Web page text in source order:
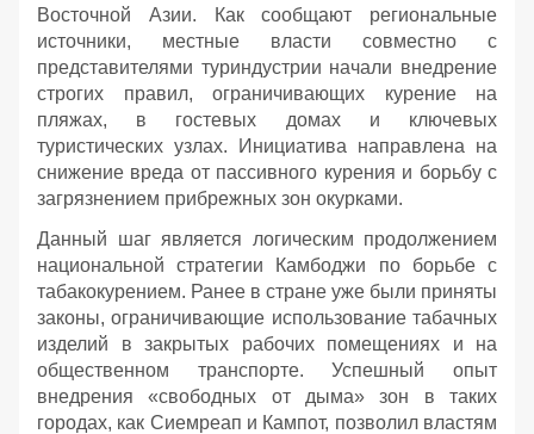
Восточной Азии. Как сообщают региональные
источники, местные власти совместно с
представителями туриндустрии начали внедрение
строгих правил, ограничивающих курение на
пляжах, в гостевых домах и ключевых
туристических узлах. Инициатива направлена на
снижение вреда от пассивного курения и борьбу с
загрязнением прибрежных зон окурками.
Данный шаг является логическим продолжением
национальной стратегии Камбоджи по борьбе с
табакокурением. Ранее в стране уже были приняты
законы, ограничивающие использование табачных
изделий в закрытых рабочих помещениях и на
общественном транспорте. Успешный опыт
внедрения «свободных от дыма» зон в таких
городах, как Сиемреап и Кампот, позволил властям